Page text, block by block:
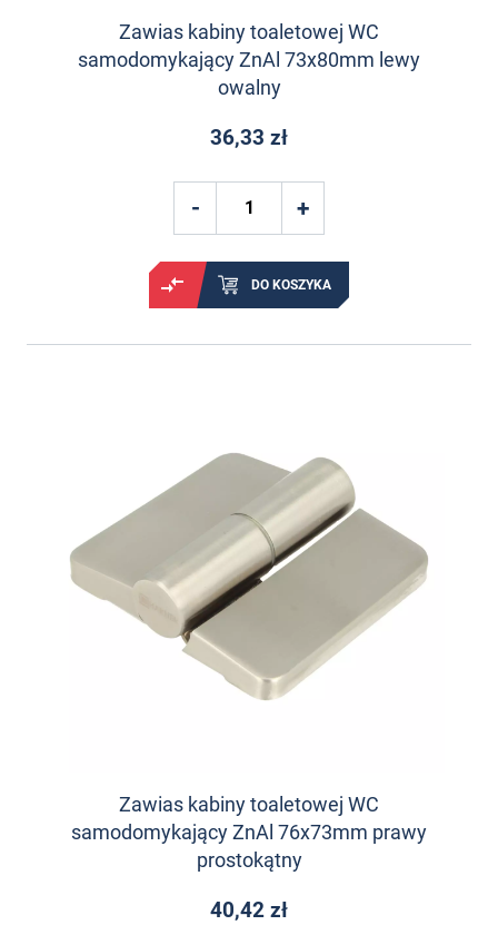
Zawias kabiny toaletowej WC
samodomykający ZnAl 73x80mm lewy
owalny
36,33 zł
DO KOSZYKA
Zawias kabiny toaletowej WC
samodomykający ZnAl 76x73mm prawy
prostokątny
40,42 zł